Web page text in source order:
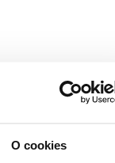
O cookies